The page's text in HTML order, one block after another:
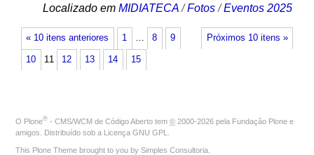
Localizado em MIDIATECA /Fotos /Eventos 2025
« 10 itens anteriores Próximos 10 itens »
1 … 8 9
10 11 12 13 14 15
O Plone® - CMS/WCM de Código Aberto tem © 2000-2026 pela Fundação Plone e
amigos. Distribuído sob a Licença GNU GPL
This Plone Theme brought to you by Simples Consultoria